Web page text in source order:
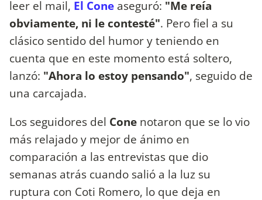
leer el mail, El Cone aseguró: "Me reía
obviamente, ni le contesté". Pero fiel a su
clásico sentido del humor y teniendo en
cuenta que en este momento está soltero,
lanzó: "Ahora lo estoy pensando", seguido de
una carcajada.
Los seguidores del Cone notaron que se lo vio
más relajado y mejor de ánimo en
comparación a las entrevistas que dio
semanas atrás cuando salió a la luz su
ruptura con Coti Romero, lo que deja en